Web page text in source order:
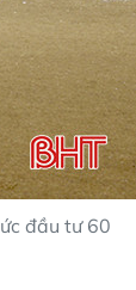
đầu tư 60